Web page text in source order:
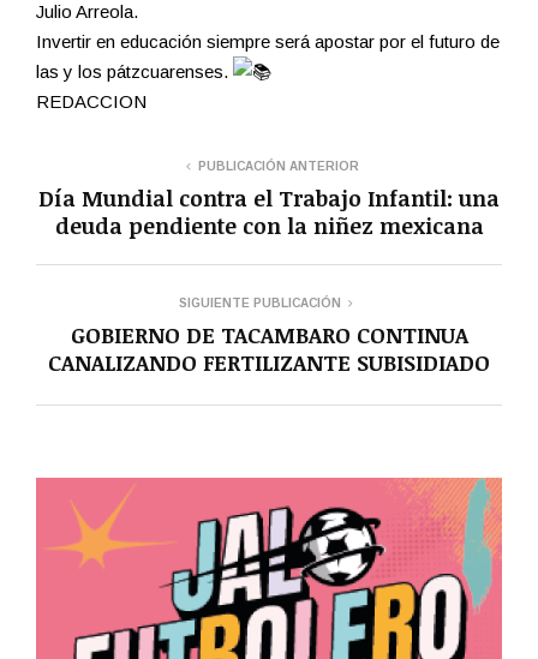
Julio Arreola.
Invertir en educación siempre será apostar por el futuro de
las y los pátzcuarenses.
REDACCION
PUBLICACIÓN ANTERIOR
Día Mundial contra el Trabajo Infantil: una
deuda pendiente con la niñez mexicana
SIGUIENTE PUBLICACIÓN
GOBIERNO DE TACAMBARO CONTINUA
CANALIZANDO FERTILIZANTE SUBISIDIADO